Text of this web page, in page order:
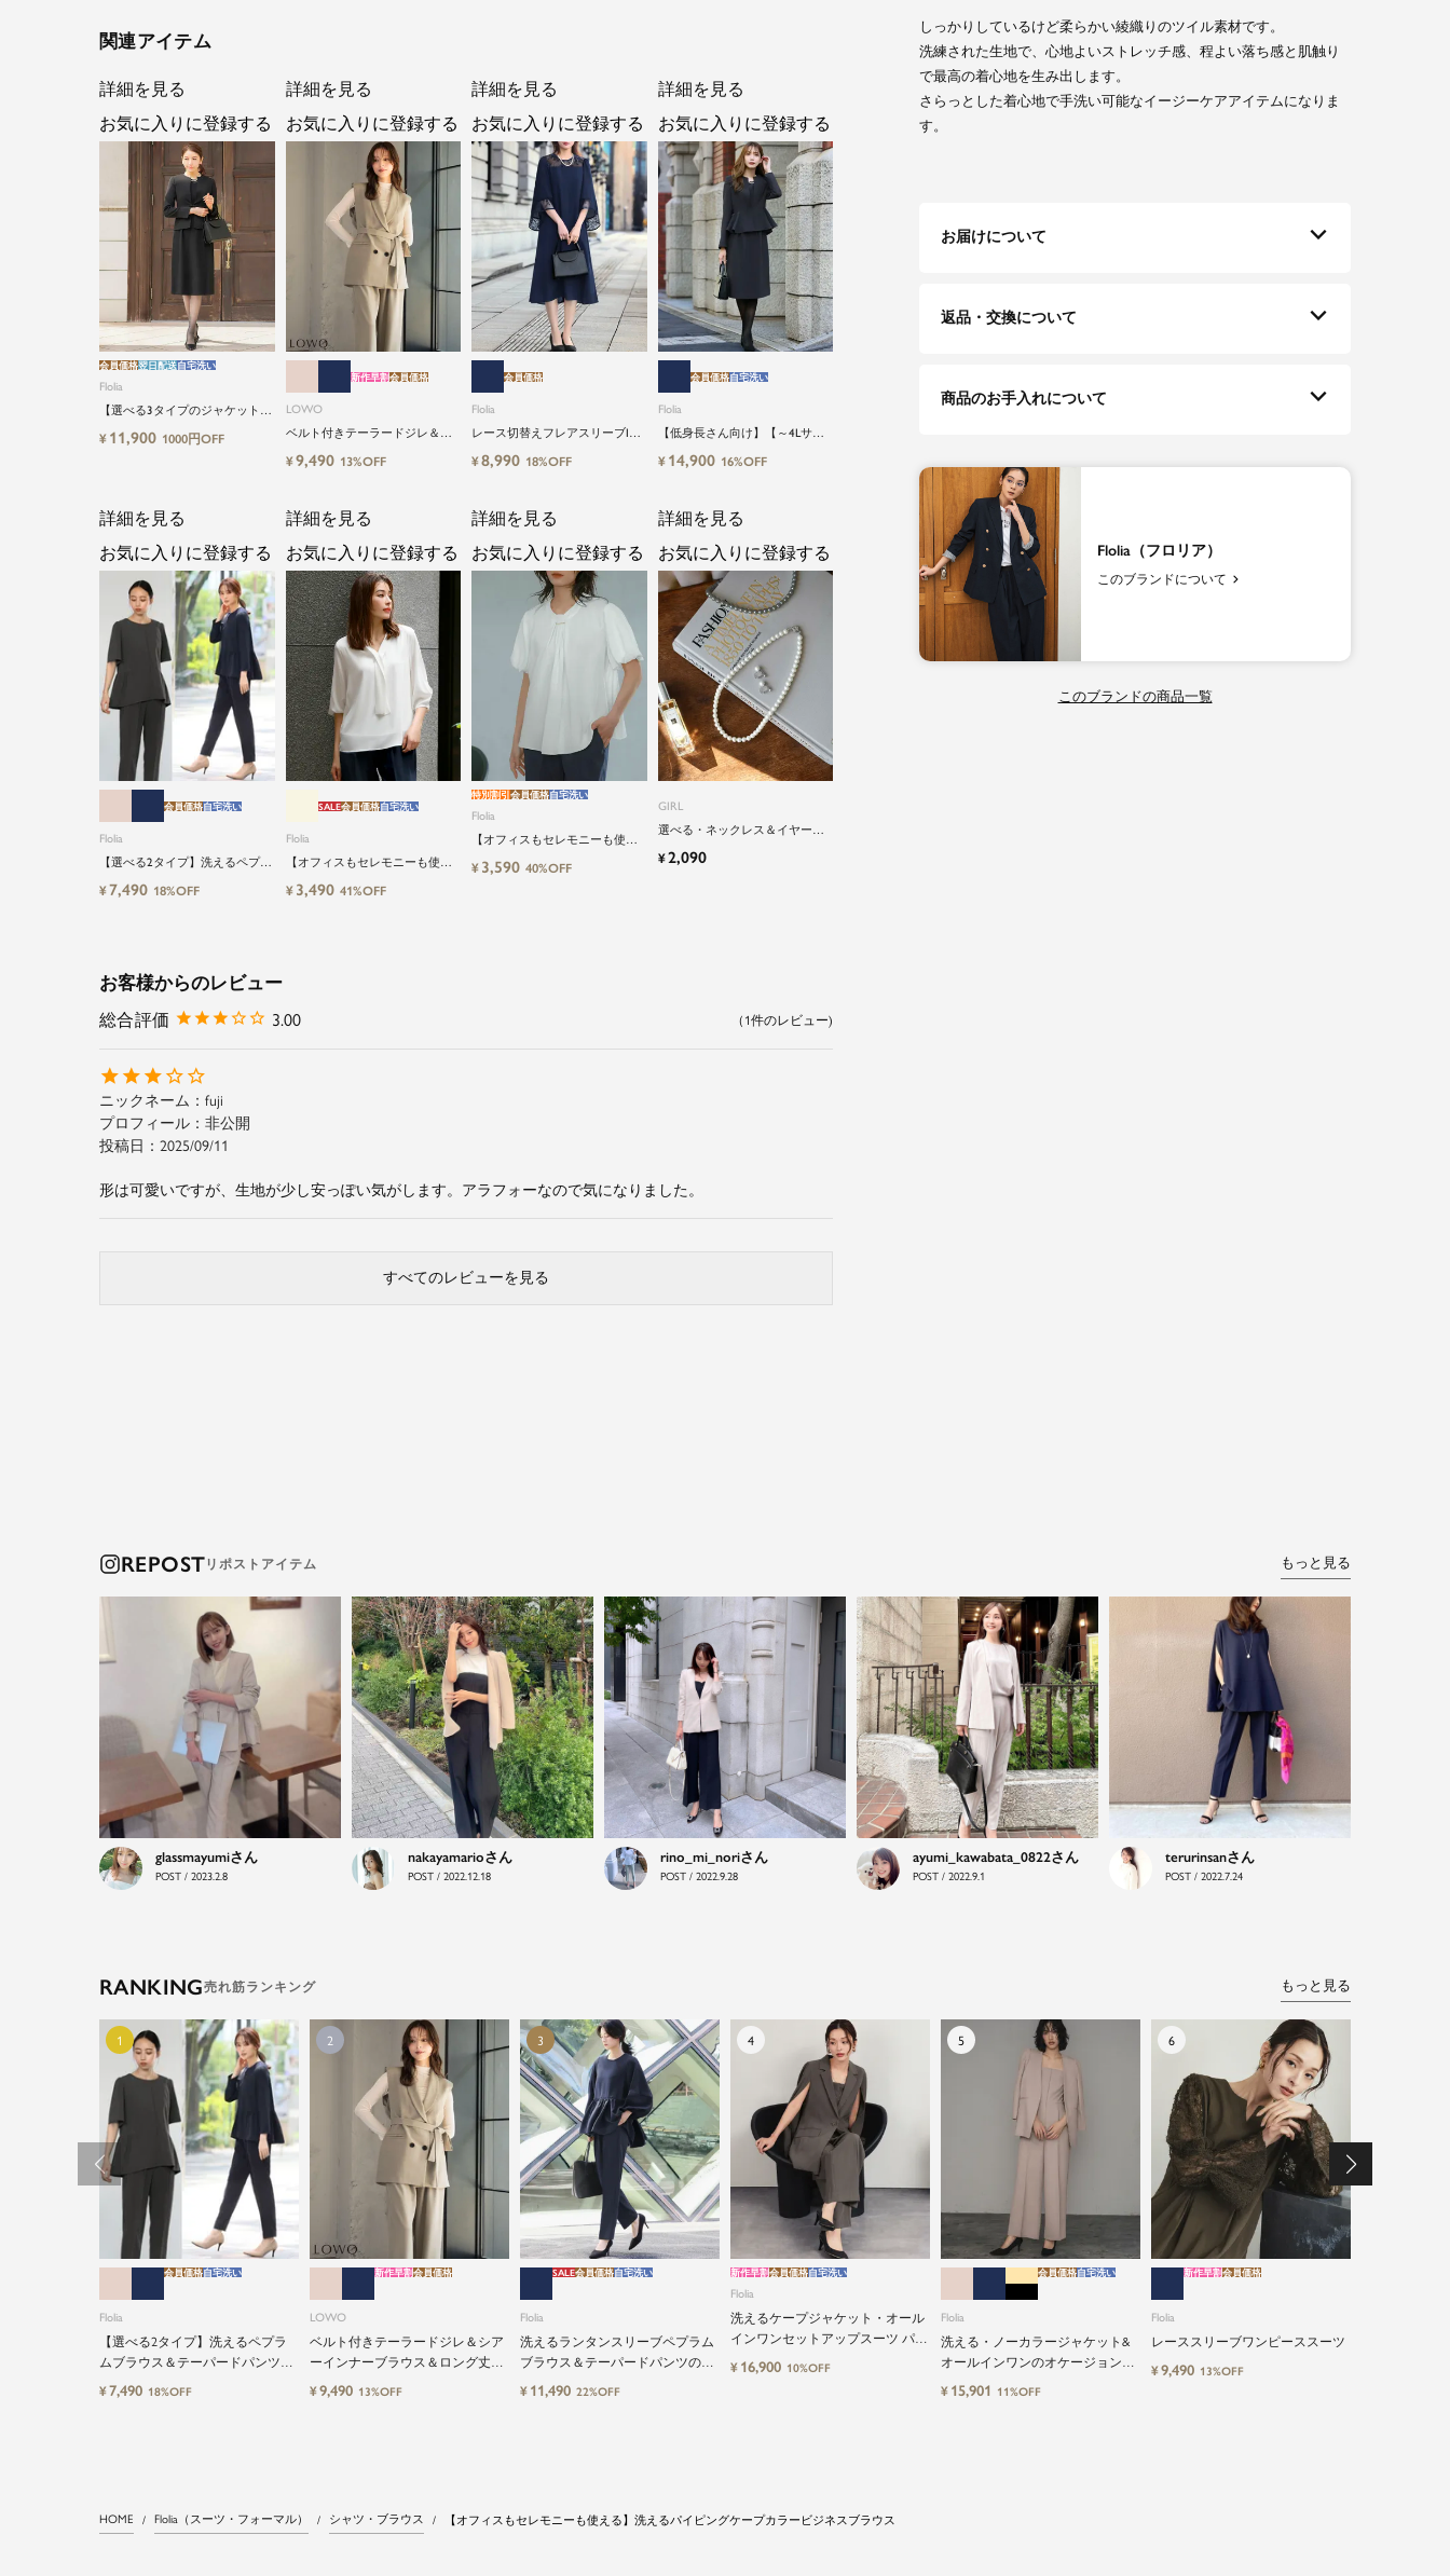
関連アイテム
Flolia
【選べる3タイプのジャケット＆
丈タイプ】洗える・ワンピース2
点セットアップセレモニースー
会員価格翌日配送自宅洗い
¥ 11,900 1000円OFF
詳細を見る
お気に入りに登録する
LOWO
ベルト付きテーラードジレ＆シ
アーインナーブラウス＆ロング
丈設計ワイドパンツ3点セットス
新作早割会員価格
¥9,490 13%OFF
詳細を見る
お気に入りに登録する
Flolia
レース切替えフレアスリーブIラ
インワンピース
会員価格
¥8,990 18%OFF
詳細を見る
お気に入りに登録する
Flolia
【低身長さん向け】【～4Lサイ
ズ】洗えるブラックフォーマル
スーツ2点セット
会員価格自宅洗い
¥ 14,900 16%OFF
詳細を見る
お気に入りに登録する
Flolia
【選べる2タイプ】洗えるペプラ
ムブラウス＆テーパードパンツ
のセットアップセレモニースー
会員価格自宅洗い
¥7,490 18%OFF
詳細を見る
お気に入りに登録する
Flolia
【オフィスもセレモニーも使え
る】洗えるVネックボウタイ風シ
フォン七分袖ビジネスブラウス
SALE会員価格自宅洗い
¥ 3,490 41%OFF
詳細を見る
お気に入りに登録する
Flolia
【オフィスもセレモニーも使え
る】洗えるパフスリーブボウタ
イ風ビジネスブラウス
特別割引 会員価格自宅洗い
¥ 3,590 40%OFF
詳細を見る
お気に入りに登録する
GIRL
選べる・ネックレス＆イヤーア
クセサリーのパールアクセサリ
ーセット
¥2,090
詳細を見る
お気に入りに登録する
お客様からのレビュー
3.00 1
fuji
非公開
投稿日
2025/09/11
形は可愛いですが、生地が少し安っぽい気がします。アラフォーなので気になりました。
すべてのレビューを見る
しっかりしているけど柔らかい綾織りのツイル素材です。
洗練された生地で、心地よいストレッチ感、程よい落ち感と肌触り
で最高の着心地を生み出します。
さらっとした着心地で手洗い可能なイージーケアアイテムになりま
す。
お届けについて
返品・交換について
商品のお手入れについて
Flolia（フロリア）
このブランドについて
のためのスーツファッション
オフィスやマザーシーンで活躍するセレモニースー
ツ。気負わずに着て頂ける素敵な一枚...それがFloliaの
提案するスーツです。
品よく艶やかに着こなすことのできる女性らしいセッ
トアップから、故人を偲ぶのに相応しい洗練感のある
ブラックフォーマルまで幅広くご提案させて頂きま
す。
このブランドの商品一覧
REPOST もっと見る
glassmayumi
POST / 2023.2.8
nakayamario
POST / 2022.12.18
rino_mi_nori
POST / 2022.9.28
ayumi_kawabata_0822
POST / 2022.9.1
terurinsan
POST / 2022.7.24
RANKING もっと見る
Flolia
【選べる2タイプ】洗えるペプラ
ムブラウス＆テーパードパンツの
セットアップセレモニースーツ
会員価格自宅洗い
¥7,490 18%OFF
LOWO
ベルト付きテーラードジレ＆シア
ーインナーブラウス＆ロング丈設
計ワイドパンツ3点セットスーツ
新作早割会員価格
¥9,490 13%OFF
Flolia
洗えるランタンスリーブペプラム
ブラウス＆テーパードパンツのセ
ットアップセレモニースーツ
SALE会員価格自宅洗い
¥ 11,490 22%OFF
Flolia
洗えるケープジャケット・オール
インワンセットアップスーツ パン
ツドレス
新作早割会員価格自宅洗い
¥ 16,900 10%OFF
Flolia
洗える・ノーカラージャケット&
オールインワンのオケージョン対
応2点セットアップスーツ
会員価格自宅洗い
¥ 15,901 11%OFF
Flolia
レーススリーブワンピーススーツ
新作早割会員価格
¥9,490 13%OFF
HOME Flolia（スーツ・フォーマル） シャツ・ブラウス 【オフィスもセレモニーも使える】洗えるパイピングケープカラービジネスブラウス